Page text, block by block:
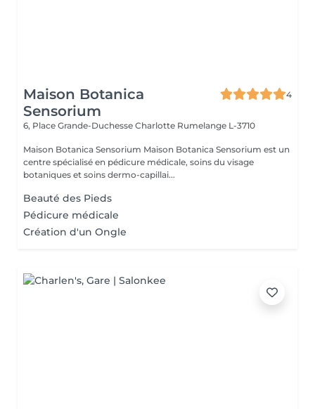
Maison Botanica
Sensorium
4
6, Place Grande-Duchesse Charlotte Rumelange L-3710
Maison Botanica Sensorium Maison Botanica Sensorium est un
centre spécialisé en pédicure médicale, soins du visage
botaniques et soins dermo-capillai...
Beauté des Pieds
Pédicure médicale
Création d'un Ongle